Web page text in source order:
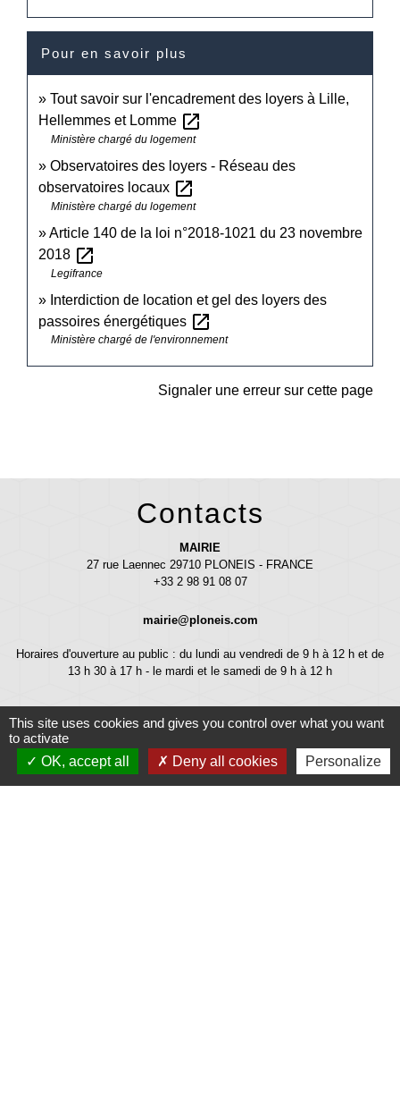
Pour en savoir plus
Tout savoir sur l'encadrement des loyers à Lille,
Hellemmes et Lomme open_in_new
Ministère chargé du logement
Observatoires des loyers - Réseau des
observatoires locaux open_in_new
Ministère chargé du logement
Article 140 de la loi n°2018-1021 du 23 novembre
2018 open_in_new
Legifrance
Interdiction de location et gel des loyers des
passoires énergétiques open_in_new
Ministère chargé de l'environnement
Signaler une erreur sur cette page
Contacts
MAIRIE
27 rue Laennec 29710 PLONEIS - FRANCE
+33 2 98 91 08 07
mairie@ploneis.com
Horaires d'ouverture au public : du lundi au vendredi de 9 h à 12 h et de
13 h 30 à 17 h - le mardi et le samedi de 9 h à 12 h
This site uses cookies and gives you control over what you want
to activate
OK, accept all
Deny all cookies Personalize